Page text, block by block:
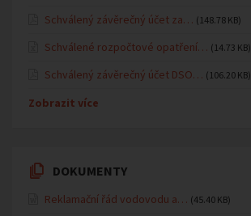
Schválený závěrečný účet za… (148.78 KB)
Schválené rozpočtové opatření… (14.73 KB)
Schválený závěrečný účet DSO… (106.20 KB)
Zobrazit více
DOKUMENTY
Reklamační řád vodovodu a… (45.40 KB)